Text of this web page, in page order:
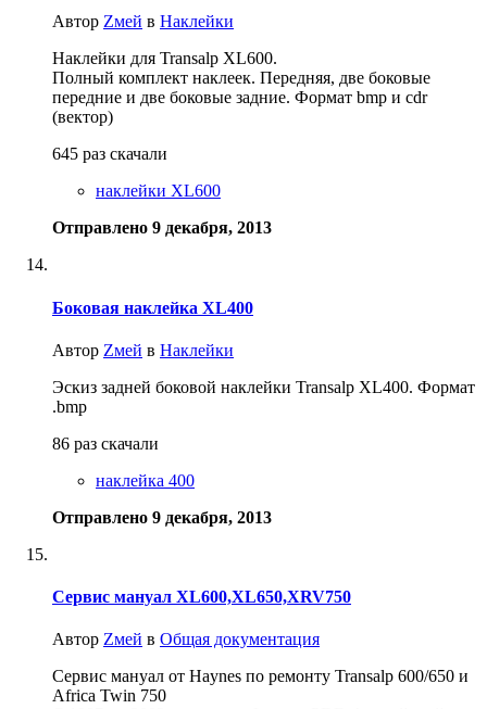
Автор Zмей в Наклейки
Наклейки для Transalp XL600.
Полный комплект наклеек. Передняя, две боковые
передние и две боковые задние. Формат bmp и cdr
(вектор)
645 раз скачали
наклейки XL600
Отправлено 9 декабря, 2013
Боковая наклейка XL400
Автор Zмей в Наклейки
Эскиз задней боковой наклейки Transalp XL400. Формат
.bmp
86 раз скачали
наклейка 400
Отправлено 9 декабря, 2013
Сервис мануал XL600,XL650,XRV750
Автор Zмей в Общая документация
Сервис мануал от Haynes по ремонту Transalp 600/650 и
Africa Twin 750